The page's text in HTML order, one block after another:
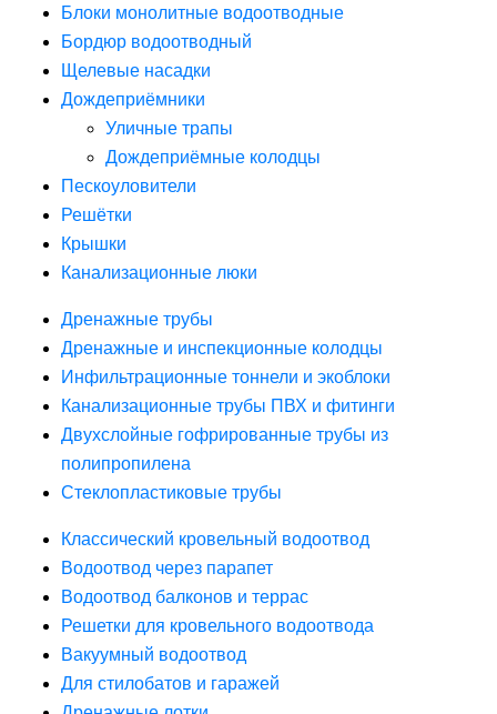
Блоки монолитные водоотводные
Бордюр водоотводный
Щелевые насадки
Дождеприёмники
Уличные трапы
Дождеприёмные колодцы
Пескоуловители
Решётки
Крышки
Канализационные люки
Дренажные трубы
Дренажные и инспекционные колодцы
Инфильтрационные тоннели и экоблоки
Канализационные трубы ПВХ и фитинги
Двухслойные гофрированные трубы из
полипропилена
Стеклопластиковые трубы
Классический кровельный водоотвод
Водоотвод через парапет
Водоотвод балконов и террас
Решетки для кровельного водоотвода
Вакуумный водоотвод
Для стилобатов и гаражей